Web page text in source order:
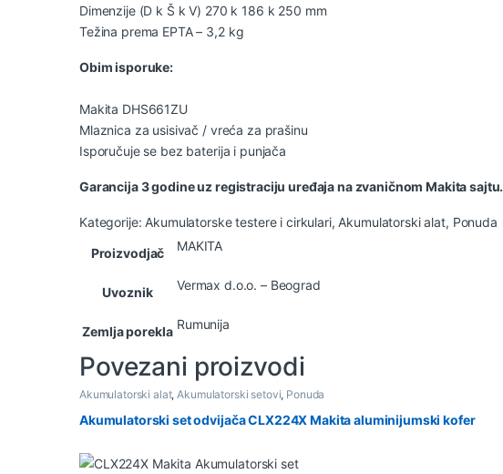
Dimenzije (D k Š k V) 270 k 186 k 250 mm
Težina prema EPTA – 3,2 kg
Obim isporuke:
Makita DHS661ZU
Mlaznica za usisivač / vreća za prašinu
Isporučuje se bez baterija i punjača
Garancija 3 godine uz registraciju uređaja na zvaničnom Makita sajtu.
Kategorije: Akumulatorske testere i cirkulari, Akumulatorski alat, Ponuda
Proizvodjač
MAKITA
Uvoznik Vermax d.o.o. – Beograd
Zemlja porekla Rumunija
Povezani proizvodi
Akumulatorski alat, Akumulatorski setovi, Ponuda
Akumulatorski set odvijača CLX224X Makita aluminijumski kofer